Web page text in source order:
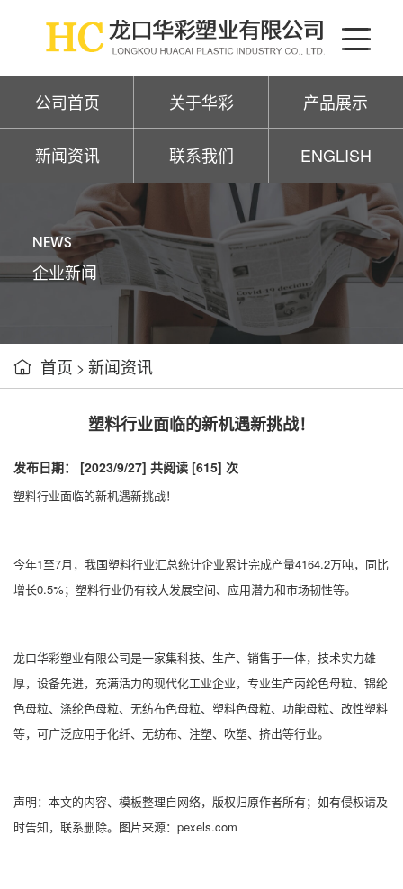
公司首页 关于华彩 产品展示
新闻资讯 联系我们 ENGLISH
NEWS
企业新闻
 首页 > 新闻资讯
塑料行业面临的新机遇新挑战！
发布日期： [2023/9/27] 共阅读 [615] 次
塑料行业面临的新机遇新挑战！
今年1至7月，我国塑料行业汇总统计企业累计完成产量4164.2万吨，同比
增长0.5%；塑料行业仍有较大发展空间、应用潜力和市场韧性等。
龙口华彩塑业有限公司是一家集科技、生产、销售于一体，技术实力雄
厚，设备先进，充满活力的现代化工业企业，专业生产丙纶色母粒、 锦纶
色母粒、 涤纶色母粒、 无纺布色母粒、 塑料色母粒、 功能母粒、改性塑料
等，可广泛应用于化纤、无纺布、注塑、吹塑、挤出等行业。
声明：本文的内容、模板整理自网络，版权归原作者所有；如有侵权请及
时告知，联系删除。图片来源：pexels.com